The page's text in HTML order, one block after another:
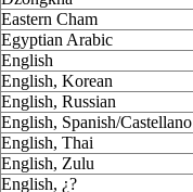
Eastern Cham
Egyptian Arabic
English
English, Korean
English, Russian
English, Spanish/Castellano
English, Thai
English, Zulu
English, ¿?